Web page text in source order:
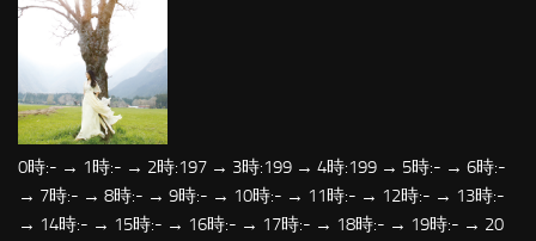
0時:- → 1時:- → 2時:197 → 3時:199 → 4時:199 → 5時:- → 6時:-
→ 7時:- → 8時:- → 9時:- → 10時:- → 11時:- → 12時:- → 13時:-
→ 14時:- → 15時:- → 16時:- → 17時:- → 18時:- → 19時:- → 20